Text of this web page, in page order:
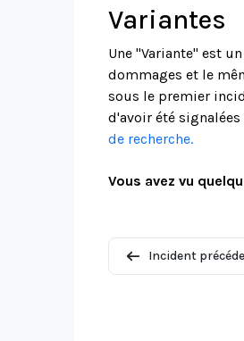
Variantes
Une "Variante" est
dommages et le
sous le premier
d'avoir été
de recherche.
Vous avez vu
Incident